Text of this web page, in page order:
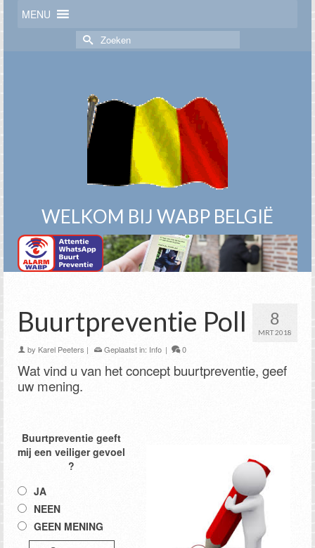
MENU
Zoek
naar:
WELKOM BIJ WABP BELGIË
8
MRT 2018
Buurtpreventie Poll
by Karel Peeters | Geplaatst in: Info | 0
Wat vind u van het concept buurtpreventie, geef
uw mening.
Buurtpreventie geeft
mij een veiliger gevoel
?
JA
NEEN
GEEN MENING